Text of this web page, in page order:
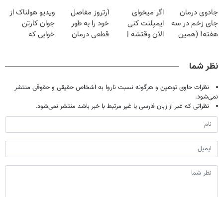
تحمل میکنی؟❗
خانگی
فقط ۲۵ میلیون
◗پرسش‌نامه◖
جادوی درمان
جای زخم در سه
هفته! (همین
اگر میخوای
ایمپلنت کنی
الان وقتشه |
آرتروز مفاصل
خود را به طور
قطعی درمان
ویدیو هولناک از
جوان کارتن
خوابی که
نظر شما
نظرات حاوی توهین و هرگونه نسبت ناروا به اشخاص حقیقی و حقوقی منتشر
نمی‌شود.
نظراتی که غیر از زبان فارسی یا غیر مرتبط با خبر باشد منتشر نمی‌شود.